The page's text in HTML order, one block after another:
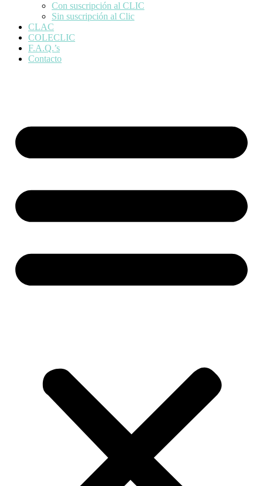
Con suscripción al CLIC
Sin suscripción al Clic
CLAC
COLECLIC
F.A.Q.’s
Contacto